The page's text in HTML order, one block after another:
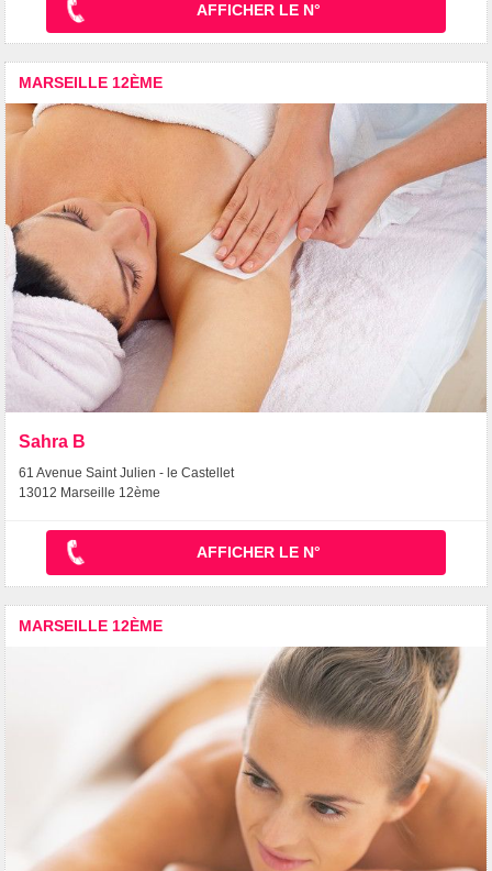
AFFICHER LE N°
MARSEILLE 12ÈME
Sahra B
61 Avenue Saint Julien - le Castellet
13012 Marseille 12ème
AFFICHER LE N°
MARSEILLE 12ÈME